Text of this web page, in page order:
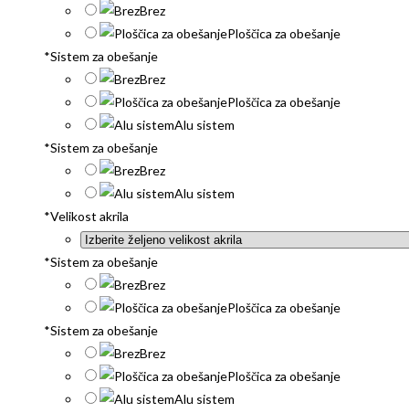
Brez
Ploščica za obešanje
*Sistem za obešanje
Brez
Ploščica za obešanje
Alu sistem
*Sistem za obešanje
Brez
Alu sistem
*Velikost akrila
*Sistem za obešanje
Brez
Ploščica za obešanje
*Sistem za obešanje
Brez
Ploščica za obešanje
Alu sistem